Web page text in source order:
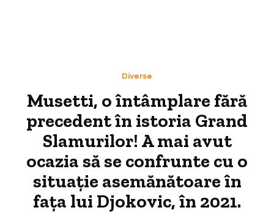
Diverse
Musetti, o întâmplare fără
precedent în istoria Grand
Slamurilor! A mai avut
ocazia să se confrunte cu o
situație asemănătoare în
fața lui Djokovic, în 2021.